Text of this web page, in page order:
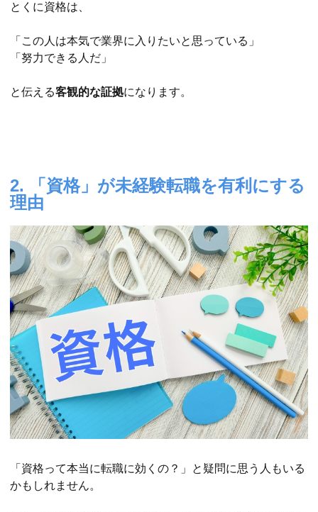
とくに資格は、
「この人は本気で業界に入りたいと思っている」
「努力できる人だ」
と伝える客観的な証拠になります。
2. 「資格」が未経験転職を有利にする
理由
「資格って本当に転職に効くの？」と疑問に思う人もいる
かもしれません。